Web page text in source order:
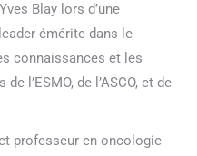
Blay lors d’une
émérite dans le
connaissances et les
l’ESMO, de l’ASCO, et de
professeur en oncologie